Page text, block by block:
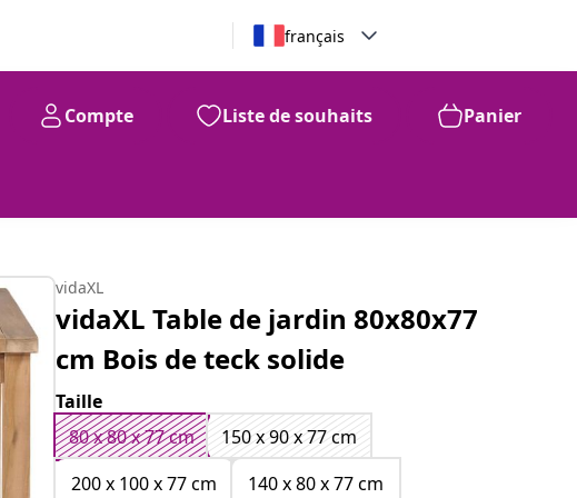
français
Compte Liste de souhaits
Panier
241
vidaXL
vidaXL Table de jardin 80x80x77
cm Bois de teck solide
Taille
80 x 80 x 77 cm
150 x 90 x 77 cm
200 x 100 x 77 cm
140 x 80 x 77 cm